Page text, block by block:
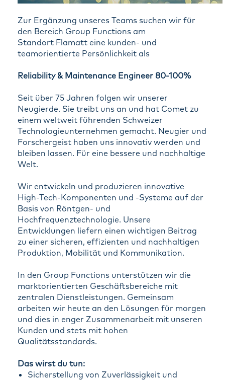
Zur Ergänzung unseres Teams suchen wir für
den Bereich Group Functions am
Standort Flamatt eine kunden- und
teamorientierte Persönlichkeit als
Reliability & Maintenance Engineer 80-100%
Seit über 75 Jahren folgen wir unserer
Neugierde. Sie treibt uns an und hat Comet zu
einem weltweit führenden Schweizer
Technologieunternehmen gemacht. Neugier und
Forschergeist haben uns innovativ werden und
bleiben lassen. Für eine bessere und nachhaltige
Welt.
Wir entwickeln und produzieren innovative
High-Tech-Komponenten und -Systeme auf der
Basis von Röntgen- und
Hochfrequenztechnologie. Unsere
Entwicklungen liefern einen wichtigen Beitrag
zu einer sicheren, effizienten und nachhaltigen
Produktion, Mobilität und Kommunikation.
In den Group Functions unterstützen wir die
marktorientierten Geschäftsbereiche mit
zentralen Dienstleistungen. Gemeinsam
arbeiten wir heute an den Lösungen für morgen
und dies in enger Zusammenarbeit mit unseren
Kunden und stets mit hohen
Qualitätsstandards.
Das wirst du tun:
Sicherstellung von Zuverlässigkeit und